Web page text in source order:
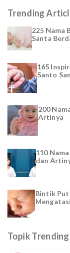
Trending
225 Nama
Santa
165
Santo
200
Artinya
110
dan
Bintik
Topik Trending